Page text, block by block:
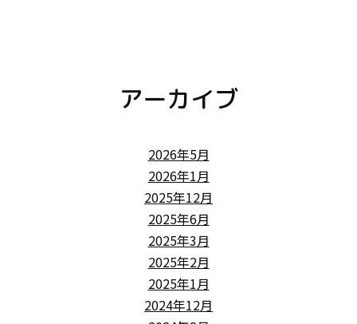
アーカイブ
2026年5月
2026年1月
2025年12月
2025年6月
2025年3月
2025年2月
2025年1月
2024年12月